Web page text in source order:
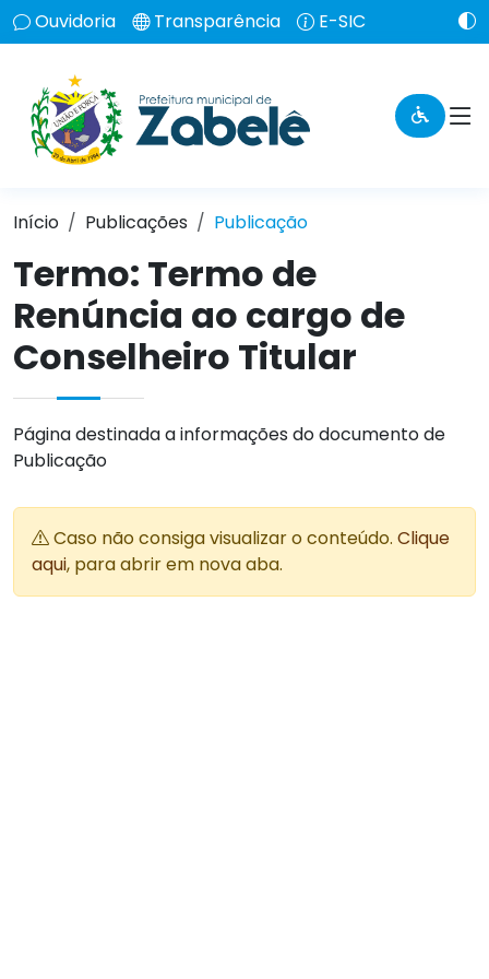
Ouvidoria Transparência E-SIC
Início Publicações Publicação
Termo: Termo de
Renúncia ao cargo de
Conselheiro Titular
Página destinada a informações do documento de
Publicação
Caso não consiga visualizar o conteúdo. Clique
aqui, para abrir em nova aba.